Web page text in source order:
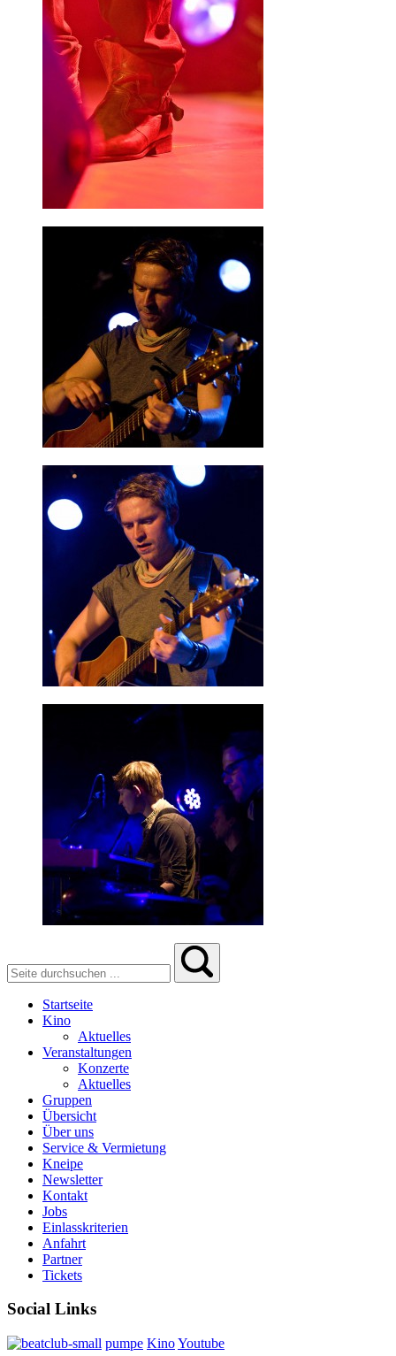
Startseite
Kino
Aktuelles
Veranstaltungen
Konzerte
Aktuelles
Gruppen
Übersicht
Über uns
Service & Vermietung
Kneipe
Newsletter
Kontakt
Jobs
Einlasskriterien
Anfahrt
Partner
Tickets
Social Links
pumpe KinoYoutube